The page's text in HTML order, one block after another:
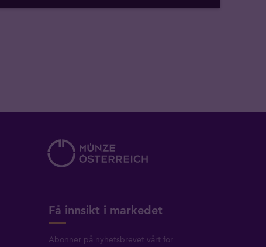
Få innsikt i markedet
Abonner på nyhetsbrevet vårt for